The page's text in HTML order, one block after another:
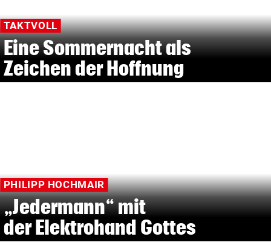
TAKTVOLL
Eine Sommernacht als
Zeichen der Hoffnung
PHILIPP HOCHMAIR
„Jedermann“ mit
der Elektrohand Gottes